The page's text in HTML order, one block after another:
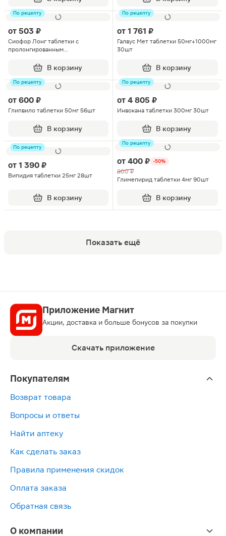
По рецепту
от 503 ₽
Сиофор Лонг таблетки с
пролонгированным
В корзину
По рецепту
от 1 761 ₽
Галвус Мет таблетки 50мг+1000мг
30шт
В корзину
По рецепту
от 600 ₽
Глипвило таблетки 50мг 56шт
В корзину
По рецепту
от 4 805 ₽
Инвокана таблетки 300мг 30шт
В корзину
По рецепту
от 1 390 ₽
Випидия таблетки 25мг 28шт
В корзину
По рецепту
от 400 ₽ -50%
800 ₽
Глимепирид таблетки 4мг 90шт
В корзину
Показать ещё
Приложение Магнит
Акции, доставка и больше бонусов за покупки
Скачать приложение
Покупателям
Возврат товара
Вопросы и ответы
Найти аптеку
Как сделать заказ
Правила применения скидок
Оплата заказа
Обратная связь
О компании